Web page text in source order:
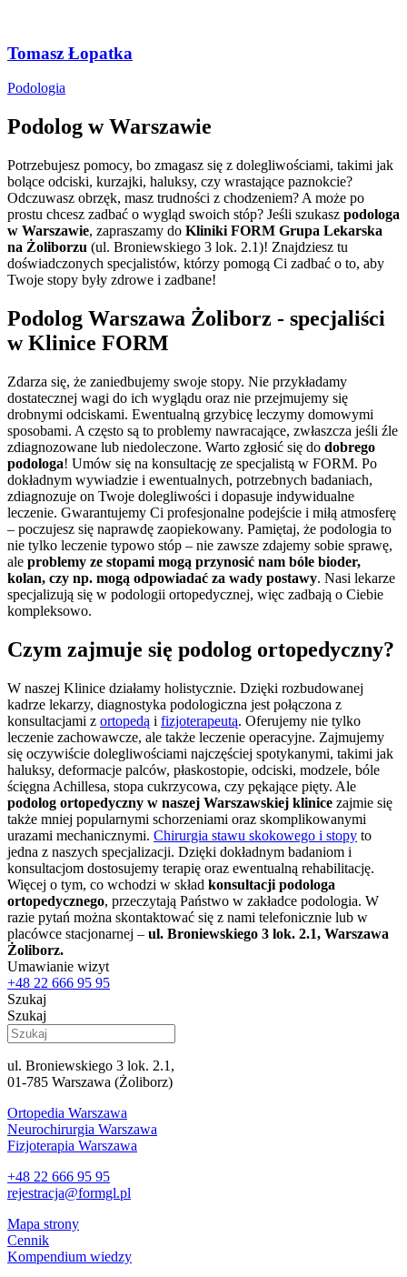
Tomasz Łopatka
Podologia
Podolog w Warszawie
Potrzebujesz pomocy, bo zmagasz się z dolegliwościami, takimi jak
bolące odciski, kurzajki, haluksy, czy wrastające paznokcie?
Odczuwasz obrzęk, masz trudności z chodzeniem? A może po
prostu chcesz zadbać o wygląd swoich stóp? Jeśli szukasz podologa
w Warszawie, zapraszamy do Kliniki FORM Grupa Lekarska
na Żoliborzu (ul. Broniewskiego 3 lok. 2.1)! Znajdziesz tu
doświadczonych specjalistów, którzy pomogą Ci zadbać o to, aby
Twoje stopy były zdrowe i zadbane!
Podolog Warszawa Żoliborz - specjaliści
w Klinice FORM
Zdarza się, że zaniedbujemy swoje stopy. Nie przykładamy
dostatecznej wagi do ich wyglądu oraz nie przejmujemy się
drobnymi odciskami. Ewentualną grzybicę leczymy domowymi
sposobami. A często są to problemy nawracające, zwłaszcza jeśli źle
zdiagnozowane lub niedoleczone. Warto zgłosić się do dobrego
podologa! Umów się na konsultację ze specjalistą w FORM. Po
dokładnym wywiadzie i ewentualnych, potrzebnych badaniach,
zdiagnozuje on Twoje dolegliwości i dopasuje indywidualne
leczenie. Gwarantujemy Ci profesjonalne podejście i miłą atmosferę
– poczujesz się naprawdę zaopiekowany. Pamiętaj, że podologia to
nie tylko leczenie typowo stóp – nie zawsze zdajemy sobie sprawę,
ale problemy ze stopami mogą przynosić nam bóle bioder,
kolan, czy np. mogą odpowiadać za wady postawy. Nasi lekarze
specjalizują się w podologii ortopedycznej, więc zadbają o Ciebie
kompleksowo.
Czym zajmuje się podolog ortopedyczny?
W naszej Klinice działamy holistycznie. Dzięki rozbudowanej
kadrze lekarzy, diagnostyka podologiczna jest połączona z
konsultacjami z ortopedą i fizjoterapeutą. Oferujemy nie tylko
leczenie zachowawcze, ale także leczenie operacyjne. Zajmujemy
się oczywiście dolegliwościami najczęściej spotykanymi, takimi jak
haluksy, deformacje palców, płaskostopie, odciski, modzele, bóle
ścięgna Achillesa, stopa cukrzycowa, czy pękające pięty. Ale
podolog ortopedyczny w naszej Warszawskiej klinice zajmie się
także mniej popularnymi schorzeniami oraz skomplikowanymi
urazami mechanicznymi. Chirurgia stawu skokowego i stopy to
jedna z naszych specjalizacji. Dzięki dokładnym badaniom i
konsultacjom dostosujemy terapię oraz ewentualną rehabilitację.
Więcej o tym, co wchodzi w skład konsultacji podologa
ortopedycznego, przeczytają Państwo w zakładce podologia. W
razie pytań można skontaktować się z nami telefonicznie lub w
placówce stacjonarnej – ul. Broniewskiego 3 lok. 2.1, Warszawa
Żoliborz.
Umawianie wizyt
+48 22 666 95 95
Szukaj
Szukaj
ul. Broniewskiego 3 lok. 2.1,
01-785 Warszawa (Żoliborz)
Ortopedia Warszawa
Neurochirurgia Warszawa
Fizjoterapia Warszawa
+48 22 666 95 95
rejestracja@formgl.pl
Mapa strony
Cennik
Kompendium wiedzy